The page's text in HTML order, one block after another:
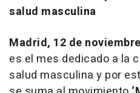
salud masculina
Madrid, 12 de
es el mes dedicado a la
salud masculina y por